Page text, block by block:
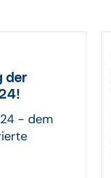
der
- dem